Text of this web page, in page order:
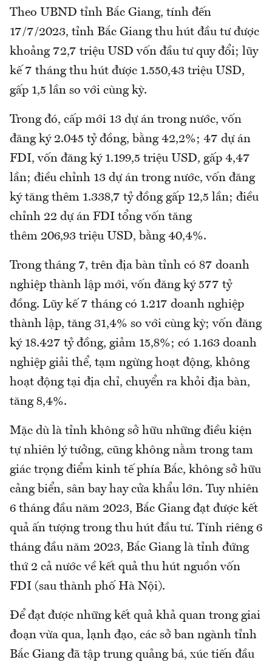
Theo UBND tỉnh Bắc Giang, tính đến
17/7/2023, tỉnh Bắc Giang thu hút đầu tư được
khoảng 72,7 triệu USD vốn đầu tư quy đổi; lũy
kế 7 tháng thu hút được 1.550,43 triệu USD,
gấp 1,5 lần so với cùng kỳ.
Trong đó, cấp mới 13 dự án trong nước, vốn
đăng ký 2.045 tỷ đồng, bằng 42,2%; 47 dự án
FDI, vốn đăng ký 1.199,5 triệu USD, gấp 4,47
lần; điều chỉnh 13 dự án trong nước, vốn đăng
ký tăng thêm 1.338,7 tỷ đồng gấp 12,5 lần; điều
chỉnh 22 dự án FDI tổng vốn tăng
thêm 206,93 triệu USD, bằng 40,4%.
Trong tháng 7, trên địa bàn tỉnh có 87 doanh
nghiệp thành lập mới, vốn đăng ký 577 tỷ
đồng. Lũy kế 7 tháng có 1.217 doanh nghiệp
thành lập, tăng 31,4% so với cùng kỳ; vốn đăng
ký 18.427 tỷ đồng, giảm 15,8%; có 1.163 doanh
nghiệp giải thể, tạm ngừng hoạt động, không
hoạt động tại địa chỉ, chuyển ra khỏi địa bàn,
tăng 8,4%.
Mặc dù là tỉnh không sở hữu những điều kiện
tự nhiên lý tưởng, cũng không nằm trong tam
giác trọng điểm kinh tế phía Bắc, không sở hữu
cảng biển, sân bay hay cửa khẩu lớn. Tuy nhiên
6 tháng đầu năm 2023, Bắc Giang đạt được kết
quả ấn tượng trong thu hút đầu tư. Tính riêng 6
tháng đầu năm 2023, Bắc Giang là tỉnh đứng
thứ 2 cả nước về kết quả thu hút nguồn vốn
FDI (sau thành phố Hà Nội).
Để đạt được những kết quả khả quan trong giai
đoạn vừa qua, lạnh đạo, các sở ban ngành tỉnh
Bắc Giang đã tập trung quảng bá, xúc tiến đầu